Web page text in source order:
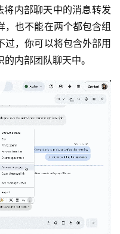
内部聊天中的消息转发
，也不能在两个都包含组
过，你可以将包含外部用
内部团队聊天中。
不再需要通过分享聊天
消息转发是工作聊天中
Teams 等竞争对
在不久的将来向所有
理员和个人用户都无需
已开始向采用“快速发布
域名推送；使用